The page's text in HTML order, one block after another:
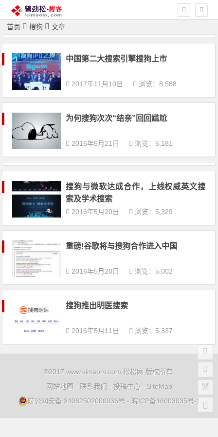
首页 搜狗 文章
中国第二大搜索引擎搜狗上市
2017年11月10日 浏览：8,588
为何搜狗次次“结亲”回回尴尬
2016年5月21日 浏览：5,181
搜狗与微软达成合作，上线权威英文搜
索及学术搜索
2016年5月20日 浏览：5,329
重磅!谷歌将与搜狗合作进入中国
2016年5月20日 浏览：5,002
搜狗推出明医搜索
2016年5月11日 浏览：5,337
©2017 www.kimsom.com 松松网 版权所有.
网站地图- 联系我们- 投稿中心 - SiteMap
皖公网安备 34082502000036号- 皖ICP备16003035号-1
繁